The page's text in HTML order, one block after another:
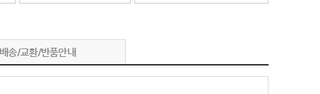
배송/교환/반품안내